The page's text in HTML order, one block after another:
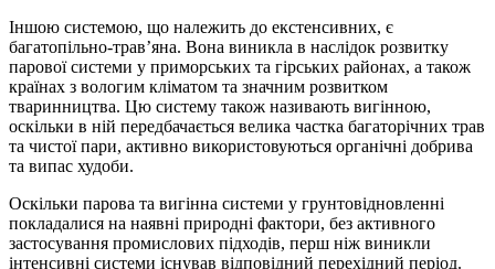
Іншою системою, що належить до екстенсивних, є
багатопільно-трав’яна. Вона виникла в наслідок розвитку
парової системи у приморських та гірських районах, а також
країнах з вологим кліматом та значним розвитком
тваринництва. Цю систему також називають вигінною,
оскільки в ній передбачається велика частка багаторічних трав
та чистої пари, активно використовуються органічні добрива
та випас худоби.
Оскільки парова та вигінна системи у грунтовідновленні
покладалися на наявні природні фактори, без активного
застосування промислових підходів, перш ніж виникли
інтенсивні системи існував відповідний перехідний період.